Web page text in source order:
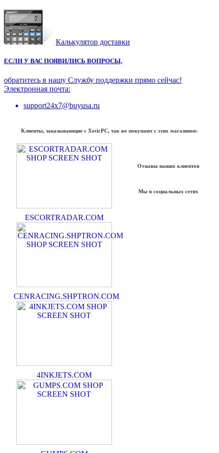
Калькулятор доставки
ЕСЛИ У ВАС ПОЯВИЛИСЬ ВОПРОСЫ,
обратитесь в нашу Службу поддержки прямо сейчас!
Электронная почта:
support24x7@buyusa.ru
Клиенты, заказывающие с XoticPC, так же покупают с этих магазинов:
ESCORTRADAR.COM
CENRACING.SHPTRON.COM
4INKJETS.COM
Отзывы наших клиентов
Мы в социальных сетях